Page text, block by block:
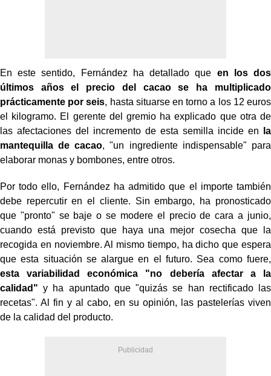
En este sentido, Fernández ha detallado que en los dos
últimos años el precio del cacao se ha multiplicado
prácticamente por seis, hasta situarse en torno a los 12 euros
el kilogramo. El gerente del gremio ha explicado que otra de
las afectaciones del incremento de esta semilla incide en
la
mantequilla de cacao, "un ingrediente indispensable" para
elaborar monas y bombones, entre otros.
Por todo ello, Fernández ha admitido que el importe también
debe repercutir en el cliente. Sin embargo, ha pronosticado
que "pronto" se baje o se modere el precio de cara a junio,
cuando está previsto que haya una mejor cosecha que la
recogida en noviembre. Al mismo tiempo, ha dicho que espera
que esta situación se alargue en el futuro. Sea como fuere,
esta variabilidad económica "no debería afectar a la
calidad" y ha apuntado que "quizás se han rectificado las
recetas". Al fin y al cabo, en su opinión, las pastelerías viven
de la calidad del producto.